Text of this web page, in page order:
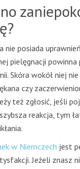
nie posiada
pielęgnacji powinna
Skóra wokół niej
czy
też zgłosić, jeśli
reakcja, tym
w Niemczech jest
Jeżeli znasz